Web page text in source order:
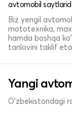
avtomobil
Biz yengil
mototexnika,
hamda boshqa
tanlovini taklif
Yangi
O'zbekistondagi